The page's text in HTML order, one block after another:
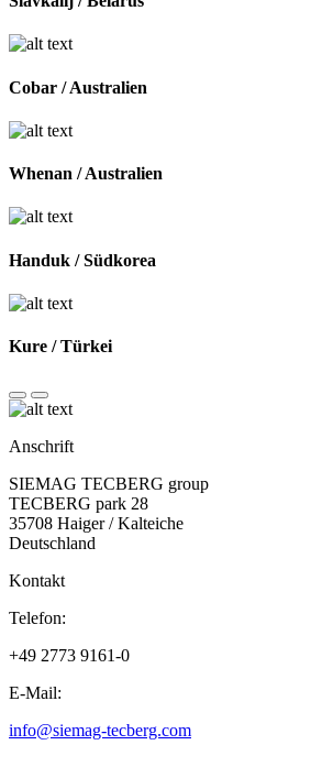
Cobar / Australien
Whenan / Australien
Handuk / Südkorea
Kure / Türkei
Anschrift
SIEMAG TECBERG group
TECBERG park 28
35708 Haiger / Kalteiche
Deutschland
Kontakt
Telefon:
+49 2773 9161-0
E-Mail:
info@siemag-tecberg.com